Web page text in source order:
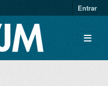
Entrar